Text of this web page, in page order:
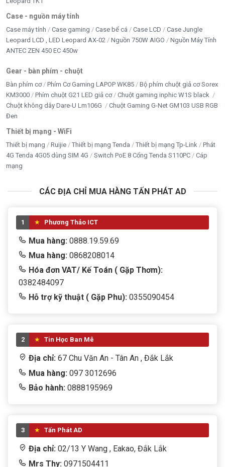
Case - nguồn máy tính
Case máy tính Case gaming Case bể cá Case LCD
Case Jungle
Leopard LCD , LED Leopard AX-02
Nguồn 750W AIGO
Nguồn Máy Tính
ANTEC ZEN 450 EC 450w
Gear - bàn phím - chuột
Bàn phím cơ Phím Cơ Gaming LAPOP WK85
Bộ phím chuột giả cơ Sorex
KM3000
Phím chuột G21 LED giả cơ
Chuột gaming inphic W1S black
Chuột không dây Dare-U Lm106G
Chuột Gaming G-Net GM103 USB RGB
Đen
Thiết bị mạng - WiFi
Thiết bị mạng Ruijie Thiết bị mạng Tenda Thiết bị mạng Tp-Link
Phát
4G Tenda 4G05 dùng SIM 4G
Switch PoE 8 Cổng Tenda S110PC
Cáp
mạng
CÁC ĐỊA CHỈ MUA HÀNG TẤN PHÁT AD
1 Phương Thảo ICT
Mua hàng: 0888.19.59.69
Mua hàng: 0868208014
Hóa đơn VAT/ Kế Toán ( Gặp Thơm):
0382484097
Hỗ trợ kỹ thuật ( Gặp Phu): 0355090454
2 Tin Học Ban Mê
Địa chỉ: 67 Chu Văn An - Tân An , Đắk Lắk
Mua hàng: 097 3012696
Bảo hành: 0888195969
3 Tấn Phát AD
Địa chỉ: 02/13 Y Wang , Eakao, Đắk Lắk
Mrs Thy: 0971504411